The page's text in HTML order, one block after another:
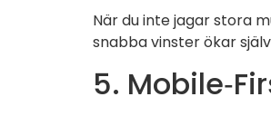
När du inte jagar stora
snabba vinster ökar
5.